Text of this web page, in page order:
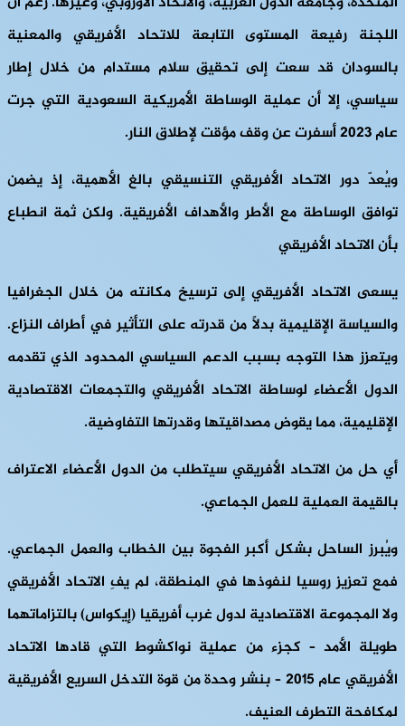
اللجنة رفيعة المستوى التابعة للاتحاد الأفريقي والمعنية
بالسودان قد سعت إلى تحقيق سلام مستدام من خلال إطار
سياسي، إلا أن عملية الوساطة الأمريكية السعودية التي جرت
عام ٢٠٢٣ أسفرت عن وقف مؤقت لإطلاق النار.
ويُعدّ دور الاتحاد الأفريقي التنسيقي بالغ الأهمية، إذ يضمن
توافق الوساطة مع الأطر والأهداف الأفريقية. ولكن ثمة انطباع
بأن الاتحاد الأفريقي
يسعى الاتحاد الأفريقي إلى ترسيخ مكانته من خلال الجغرافيا
والسياسة الإقليمية بدلاً من قدرته على التأثير في أطراف النزاع.
ويتعزز هذا التوجه بسبب الدعم السياسي المحدود الذي تقدمه
الدول الأعضاء لوساطة الاتحاد الأفريقي والتجمعات الاقتصادية
الإقليمية، مما يقوض مصداقيتها وقدرتها التفاوضية.
أي حل من الاتحاد الأفريقي سيتطلب من الدول الأعضاء الاعتراف
بالقيمة العملية للعمل الجماعي.
ويُبرز الساحل بشكل أكبر الفجوة بين الخطاب والعمل الجماعي.
فمع تعزيز روسيا لنفوذها في المنطقة، لم يفِ الاتحاد الأفريقي
ولا المجموعة الاقتصادية لدول غرب أفريقيا (إيكواس) بالتزاماتهما
طويلة الأمد – كجزء من عملية نواكشوط التي قادها الاتحاد
الأفريقي عام 2015 – بنشر وحدة من قوة التدخل السريع الأفريقية
لمكافحة التطرف العنيف.